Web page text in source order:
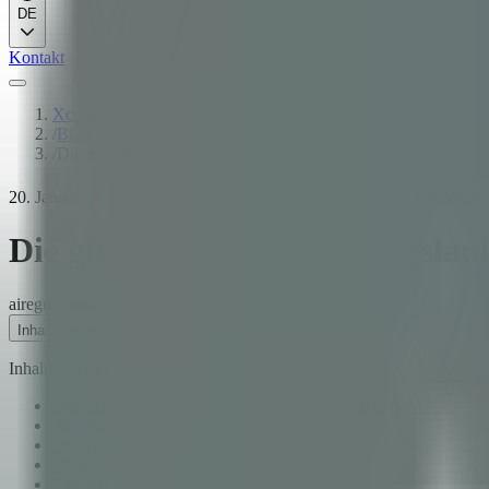
DE
Kontakt
Xcapit
20. Januar 2026
Die globale KI-
airegulation
Inhaltsverzeichnis
Inhaltsverzeichnis